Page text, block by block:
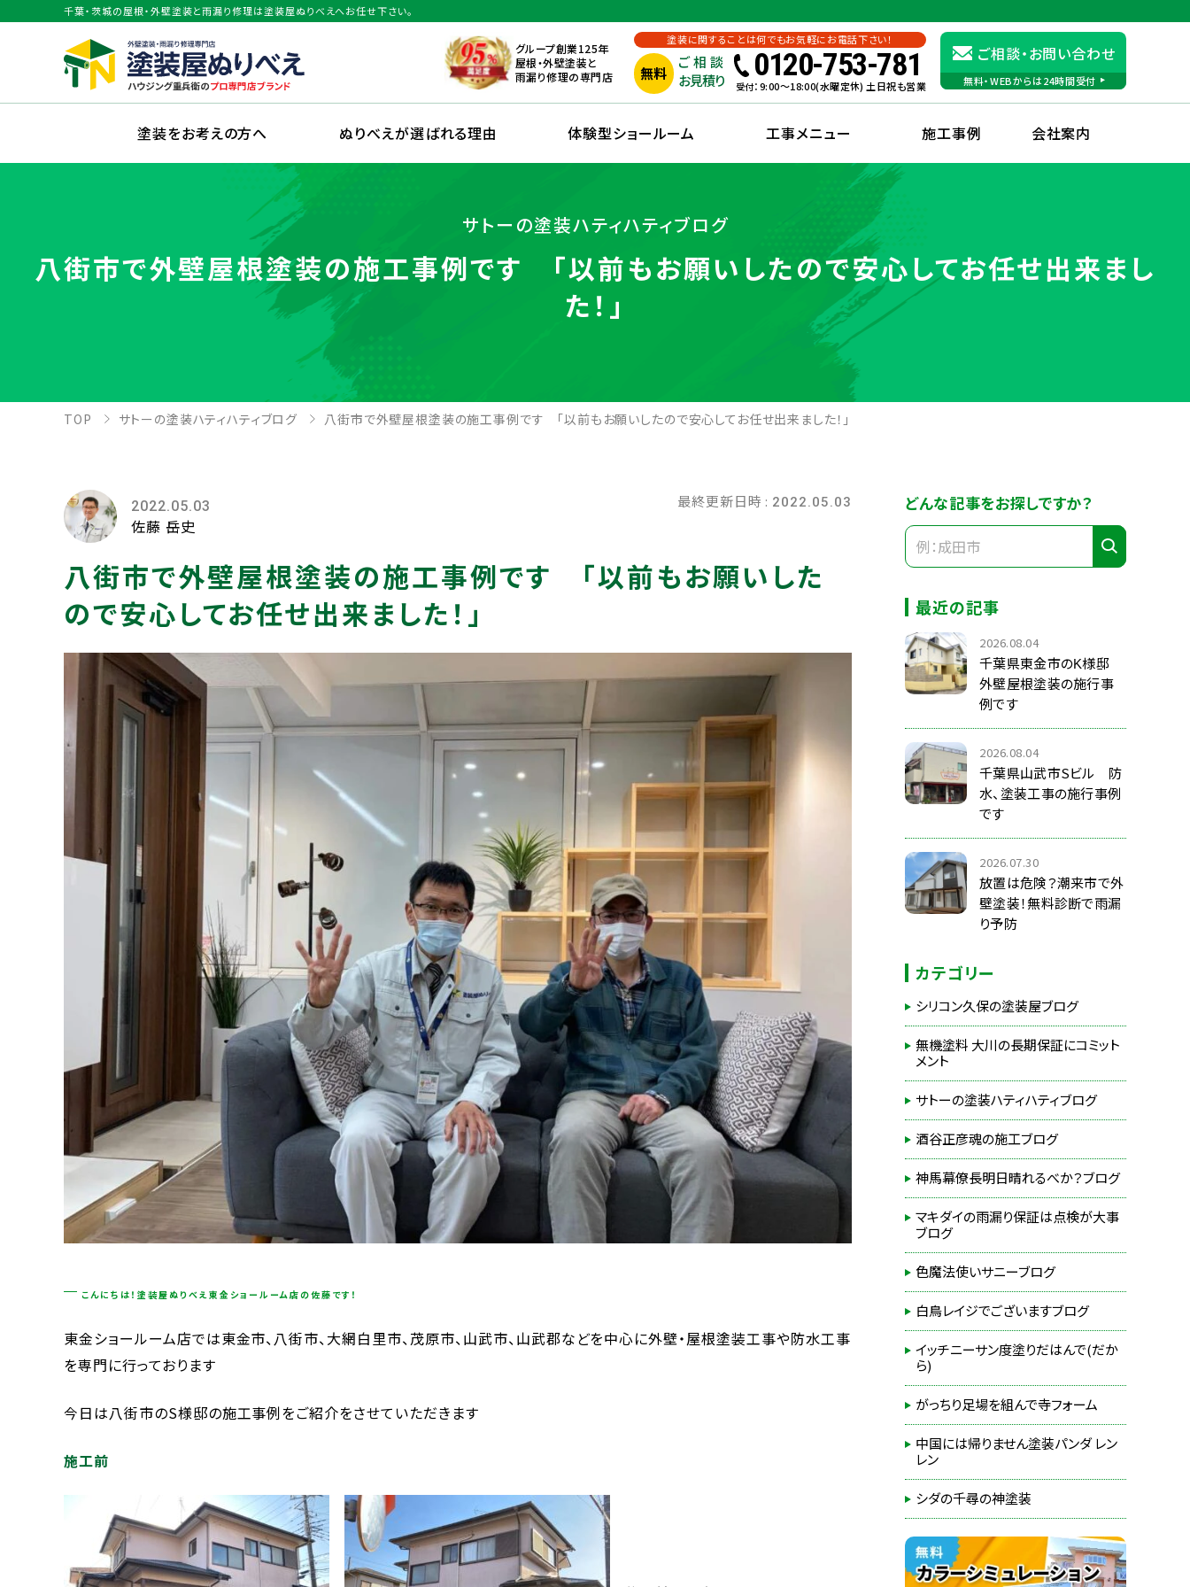
千葉・茨城の屋根・外壁塗装と雨漏り修理は塗装屋ぬりべえへお任せ下さい。
グループ創業125年
屋根・外壁塗装と
雨漏り修理の専門店
塗装に関することは何でもお気軽にお電話下さい！
無料
ご相談
お見積り
0120-753-781
受付：9:00〜18:00(水曜定休) 土日祝も営業
ご相談・お問い合わせ
無料・WEBからは24時間受付
塗装をお考えの方へ ぬりべえが選ばれる理由 体験型ショールーム 工事メニュー 施工事例 会社案内
サトーの塗装ハティハティブログ
八街市で外壁屋根塗装の施工事例です 「以前もお願いしたので安心してお任せ出来まし
た！」
TOP サトーの塗装ハティハティブログ 八街市で外壁屋根塗装の施工事例です 「以前もお願いしたので安心してお任せ出来ました！」
2022.05.03
佐藤 岳史
最終更新日時 : 2022.05.03
八街市で外壁屋根塗装の施工事例です 「以前もお願いした
ので安心してお任せ出来ました！」
こんにちは！塗装屋ぬりべえ東金ショールーム店の佐藤です！
東金ショールーム店では東金市、八街市、大網白里市、茂原市、山武市、山武郡などを中心に外壁・屋根塗装工事や防水工事
を専門に行っております
今日は八街市のS様邸の施工事例をご紹介をさせていただきます
施工前
どんな記事をお探しですか？
最近の記事
2026.08.04
千葉県東金市のK様邸
外壁屋根塗装の施行事
例です
2026.08.04
千葉県山武市Sビル 防
水、塗装工事の施行事例
です
2026.07.30
放置は危険？潮来市で外
壁塗装！無料診断で雨漏
り予防
カテゴリー
シリコン久保の塗装屋ブログ
無機塗料 大川の長期保証にコミット
メント
サトーの塗装ハティハティブログ
酒谷正彦魂の施工ブログ
神馬幕僚長明日晴れるべか？ブログ
マキダイの雨漏り保証は点検が大事
ブログ
色魔法使いサニーブログ
白鳥レイジでございますブログ
イッチニーサン度塗りだはんで(だか
ら)
がっちり足場を組んで寺フォーム
中国には帰りません塗装パンダ レン
レン
シダの千尋の神塗装